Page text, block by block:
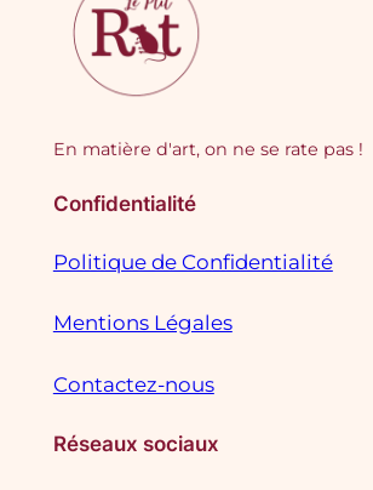
En matière d'art, on ne se rate pas !
Confidentialité
Politique de Confidentialité
Mentions Légales
Contactez-nous
Réseaux sociaux